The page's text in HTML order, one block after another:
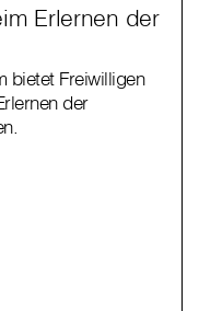
Erlernen der
bietet Freiwilligen
der